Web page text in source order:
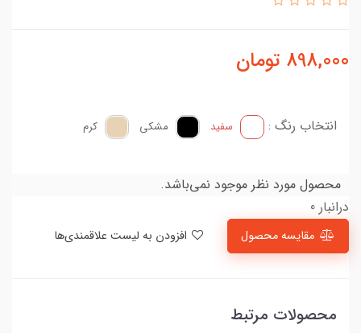
898,000 تومان
انتخاب رنگ : سفید مشکی کرم
محصول مورد نظر موجود نمی‌باشد.
درانبار 0
مقایسه محصول
محصولات مرتبط